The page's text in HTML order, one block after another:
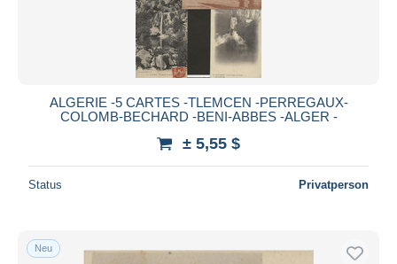
ALGERIE -5 CARTES -TLEMCEN -PERREGAUX-
COLOMB-BECHARD -BENI-ABBES -ALGER -
± 5,55 $
Status Privatperson
Neu